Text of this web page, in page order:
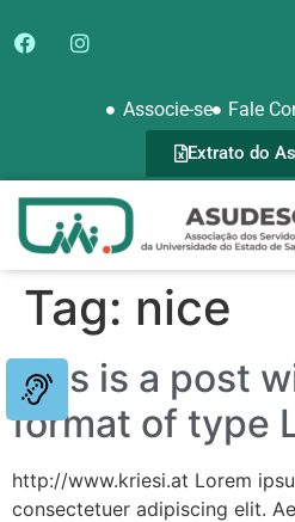
Associe-se Fale
Extrato do
Tag: nice
This is a post
format of type
http://www.kriesi.at Lorem
consectetuer adipiscing elit.